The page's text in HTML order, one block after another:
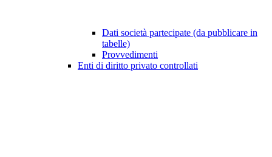
Dati società partecipate (da pubblicare in
tabelle)
Provvedimenti
Enti di diritto privato controllati